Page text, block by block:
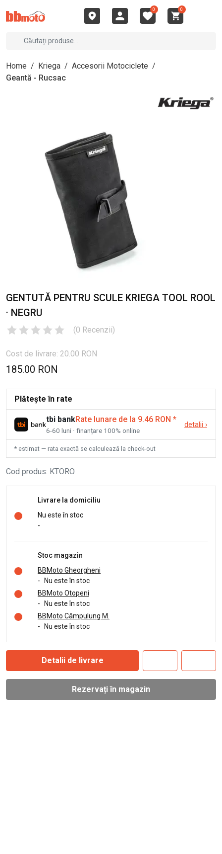
0 0
Home / Kriega / Accesorii Motociclete /
Geantă - Rucsac
GENTUTĂ PENTRU SCULE KRIEGA TOOL ROOL
· NEGRU
(0 Recenzii)
Cost de livrare: 20.00 RON
185.00 RON
Plătește în rate
tbi bankRate lunare de la 9.46 RON *
6-60 luni · finanțare 100% online
detalii ›
* estimat — rata exactă se calculează la check-out
Cod produs: KTORO
Livrare la domiciliu
Nu este în stoc
-
Stoc magazin
BBMoto Gheorgheni
-
Nu este în stoc
BBMoto Otopeni
-
Nu este în stoc
BBMoto Câmpulung M.
-
Nu este în stoc
Detalii de livrare
Rezervați în magazin